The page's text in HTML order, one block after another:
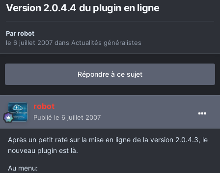
Version 2.0.4.4 du plugin en ligne
Parrobot
le 6 juillet 2007 dans Actualités généralistes
Répondre à ce sujet
robot
Publié le 6 juillet 2007
Après un petit raté sur la mise en ligne de la version 2.0.4.3, le
nouveau plugin est là.
Au menu: